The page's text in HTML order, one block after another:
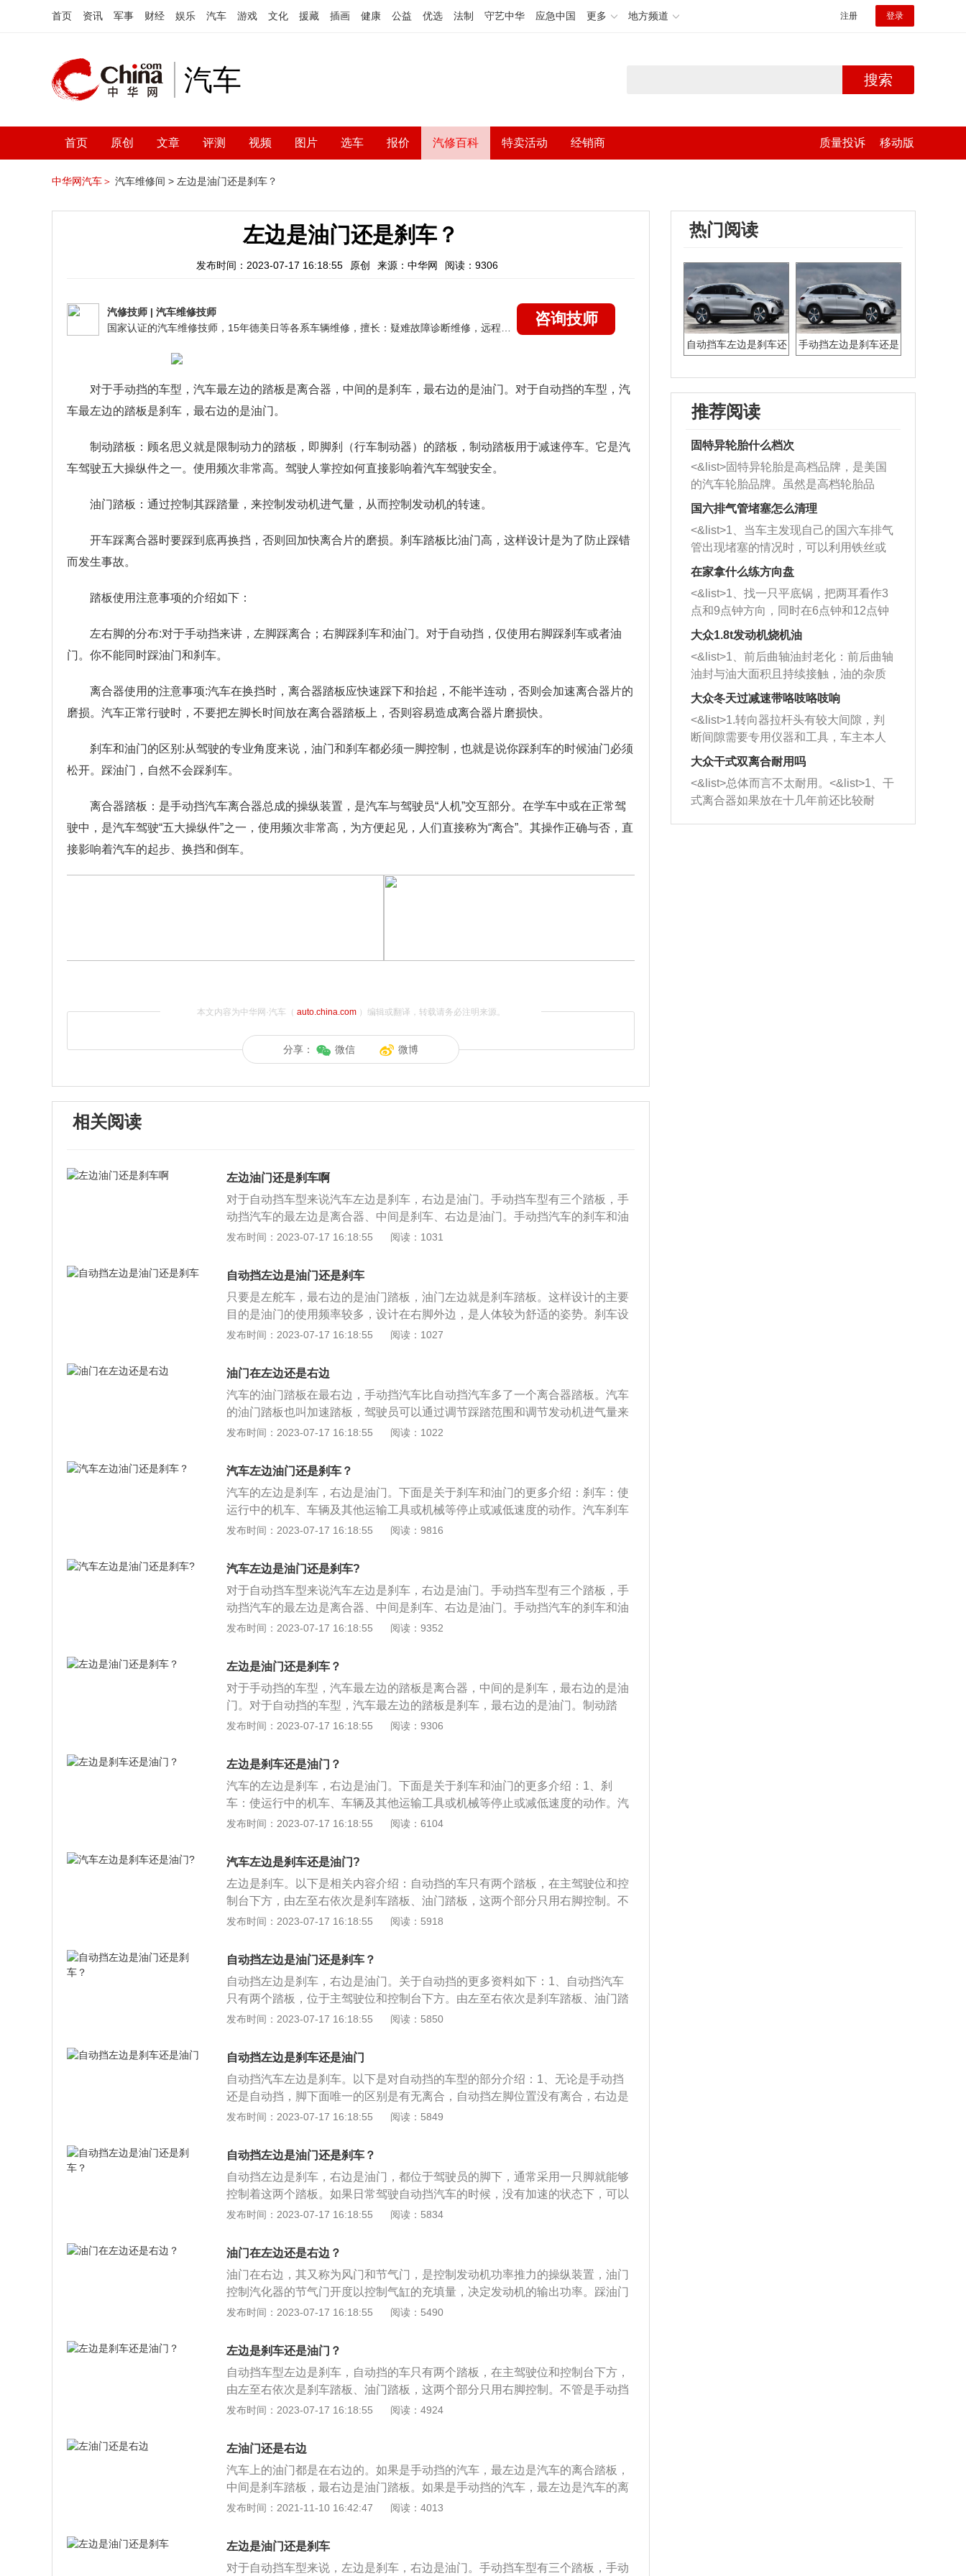
首页 资讯 军事 财经 娱乐 汽车 游戏 文化 援藏 插画 健康 公益 优选 法制 守艺中华 应急中国 更多 地方频道 注册 登录
汽车 搜索
首页 原创 文章 评测 视频 图片 选车 报价 汽修百科 特卖活动 经销商 质量投诉 移动版
中华网汽车＞ 汽车维修间 > 左边是油门还是刹车？
左边是油门还是刹车？
发布时间：2023-07-17 16:18:55 原创 来源：中华网 阅读：9306
汽修技师 | 汽车维修技师
咨询技师
对于手动挡的车型，汽车最左边的踏板是离合器，中间的是刹车，最右边的是油门。对于自动挡的车型，汽
车最左边的踏板是刹车，最右边的是油门。
制动踏板：顾名思义就是限制动力的踏板，即脚刹（行车制动器）的踏板，制动踏板用于减速停车。它是汽
车驾驶五大操纵件之一。使用频次非常高。驾驶人掌控如何直接影响着汽车驾驶安全。
油门踏板：通过控制其踩踏量，来控制发动机进气量，从而控制发动机的转速。
开车踩离合器时要踩到底再换挡，否则回加快离合片的磨损。刹车踏板比油门高，这样设计是为了防止踩错
而发生事故。
踏板使用注意事项的介绍如下：
左右脚的分布:对于手动挡来讲，左脚踩离合；右脚踩刹车和油门。对于自动挡，仅使用右脚踩刹车或者油
门。你不能同时踩油门和刹车。
离合器使用的注意事项:汽车在换挡时，离合器踏板应快速踩下和抬起，不能半连动，否则会加速离合器片的
磨损。汽车正常行驶时，不要把左脚长时间放在离合器踏板上，否则容易造成离合器片磨损快。
刹车和油门的区别:从驾驶的专业角度来说，油门和刹车都必须一脚控制，也就是说你踩刹车的时候油门必须
松开。踩油门，自然不会踩刹车。
离合器踏板：是手动挡汽车离合器总成的操纵装置，是汽车与驾驶员“人机”交互部分。在学车中或在正常驾
驶中，是汽车驾驶“五大操纵件”之一，使用频次非常高，为方便起见，人们直接称为“离合”。其操作正确与否，直
接影响着汽车的起步、换挡和倒车。
本文内容为中华网·汽车（ auto.china.com）编辑或翻译，转载请务必注明来源。
分享： 微信 微博
相关阅读
左边油门还是刹车啊
对于自动挡车型来说汽车左边是刹车，右边是油门。手动挡车型有三个踏板，手
动挡汽车的最左边是离合器、中间是刹车、右边是油门。手动挡汽车的刹车和油
门踏板位置与自动挡汽车是相同的，只是手动挡汽车在左边多了一个离合器踏
动挡汽车在启动发动机时，也需要踩着离合器踏板。离合器片是一个需要定期更
换的部件，随着汽车行驶里程的增加，离合器片的磨损程度也会增加。制动器的
维护方法：1、及时清理刹车盘、鼓、刹车片的油渍；定期更换刹车油；2、定期
检查制动蹄或制动蹄的厚度。节气门又称节流阀、节气门，是指控制发动机功率
的控制装置，由驾驶员在驾驶舱内操作油门杆进行控制，并通过控制系统部件传
发布时间：2023-07-17 16:18:55 阅读：1031
自动挡左边是油门还是刹车
只要是左舵车，最右边的是油门踏板，油门左边就是刹车踏板。这样设计的主要
目的是油门的使用频率较多，设计在右脚外边，是人体较为舒适的姿势。刹车设
置在右脚里侧，且刹车踏板略高于油门踏板。这样是为了让驾驶员快速反应。自
幅度踩下油门。2、不允许先踩下油门再将挡位换入P挡或N挡。3、不允许一边
踩油门一边移动挡位。自动挡汽车详细内容：1、选用自动变速器(AT)调节时速的
汽车，驾驶时由自动变速器操控系统依据发动机转速和负荷自动选用合适档位，
自动档汽车通常选用液力传动装置替代手动档汽车机械式离合器，因此没有离合
器踏板。2、发动机转速低时，液体传递扭矩比较有限，不能够推动汽车前进，
矩增加，推动汽车前进。3、汽车成本费用方面，自动变速箱成本费用要高过同
型号车型手动变速箱成本费用，较手动变速箱优势在于易于驾驶。
发布时间：2023-07-17 16:18:55 阅读：1027
油门在左边还是右边
汽车的油门踏板在最右边，手动挡汽车比自动挡汽车多了一个离合器踏板。汽车
的油门踏板也叫加速踏板，驾驶员可以通过调节踩踏范围和调节发动机进气量来
调节发动机转速。在大多数情况下，油门踏板具有以下特征：1.制造材料由铝合
踏板面积的功能，可以根据自己的生活习惯进行设置。油门踏板有落地式和悬挂
式两种，本质上是一样的。油门踏板的转轴位于踏板底部，我们可以更好地控制
踏板，缩短疲劳。悬挂踏板，其转轴位于支架顶部，更容易踩下。制造商更喜欢
这种踏板，因为它可以节省成本。启动发动机时，不得将油门踏板踩到底，只能
稍微高于怠速油门。汽车行驶时，挡位应与油门相匹配。上坡时，不要把油门踩
就是轻轻踩，慢慢举，直线加速，发软力，不要操之过急，脚尖用力，不要突然
晃动。
发布时间：2023-07-17 16:18:55 阅读：1022
汽车左边油门还是刹车？
汽车的左边是刹车，右边是油门。下面是关于刹车和油门的更多介绍：刹车：使
运行中的机车、车辆及其他运输工具或机械等停止或减低速度的动作。汽车刹车
踏板在方向盘下面，踩住刹车踏板，则使刹车杠杆联动受压并传至到刹车鼓上的
刹车杠。常见的还有自行车刹车，它是靠固定在车架上的杆状制动器或者盘装抱
刹制动器等来进行减速的。油门：控制发动机功率（推力）的操纵装置。油门踏
板又称加速踏板。是汽车燃料供给系的一部分。通过控制其踩踏量，来控制发动
机节气门开度，控制进气量，电脑控制油量，从而控制发动机的转速。
发布时间：2023-07-17 16:18:55 阅读：9816
汽车左边是油门还是刹车?
对于自动挡车型来说汽车左边是刹车，右边是油门。手动挡车型有三个踏板，手
动挡汽车的最左边是离合器、中间是刹车、右边是油门。手动挡汽车的刹车和油
门踏板位置与自动挡汽车是相同的，只是手动挡汽车在左边多了一个离合器踏
动挡汽车在启动发动机时，也需要踩着离合器踏板。离合器片是一个需要定期更
换的部件，随着汽车行驶里程的增加，离合器片的磨损程度也会增加。
发布时间：2023-07-17 16:18:55 阅读：9352
左边是油门还是刹车？
对于手动挡的车型，汽车最左边的踏板是离合器，中间的是刹车，最右边的是油
门。对于自动挡的车型，汽车最左边的踏板是刹车，最右边的是油门。制动踏
板：顾名思义就是限制动力的踏板，即脚刹（行车制动器）的踏板，制动踏板用
直接影响着汽车驾驶安全。油门踏板：通过控制其踩踏量，来控制发动机进气
量，从而控制发动机的转速。开车踩离合器时要踩到底再换挡，否则回加快离合
片的磨损。刹车踏板比油门高，这样设计是为了防止踩错而发生事故。踏板使用
注意事项的介绍如下：左右脚的分布:对于手动挡来讲，左脚踩离合；右脚踩刹车
和油门。对于自动挡，仅使用右脚踩刹车或者油门。你不能同时踩油门和刹车。
动，否则会加速离合器片的磨损。汽车正常行驶时，不要把左脚长时间放在离合
器踏板上，否则容易造成离合器片磨损快。刹车和油门的区别:从驾驶的专业角度
来说，油门和刹车都必须一脚控制，也就是说你踩刹车的时候油门必须松开。踩
汽车与驾驶员“人机”交互部分。在学车中或在正常驾驶中，是汽车驾驶“五大操纵
否，直接影响着汽车的起步、换挡和倒车。
发布时间：2023-07-17 16:18:55 阅读：9306
左边是刹车还是油门？
汽车的左边是刹车，右边是油门。下面是关于刹车和油门的更多介绍：1、刹
车：使运行中的机车、车辆及其他运输工具或机械等停止或减低速度的动作。汽
车刹车踏板在方向盘下面，踩住刹车踏板，则使刹车杠杆联动受压并传至到刹车
旁，连于刹车杠。常见的还有自行车刹车，它是靠固定在车架上的杆状制动器或
者盘装抱刹制动器等来进行减速的。2、油门：控制发动机功率（推力）的操纵
装置。油门踏板又称加速踏板。是汽车燃料供给系的一部分。通过控制其踩踏
量，来控制发动机节气门开度，控制进气量，电脑控制油量，从而控制发动机的
转速。
发布时间：2023-07-17 16:18:55 阅读：6104
汽车左边是刹车还是油门?
左边是刹车。以下是相关内容介绍：自动挡的车只有两个踏板，在主驾驶位和控
制台下方，由左至右依次是刹车踏板、油门踏板，这两个部分只用右脚控制。不
管是手动挡还是自动挡的车型，都是左边刹车、右边油门，这样设计的主要目的
右脚内侧，且刹车踏板略高于油门踏板，这样设计是为了驾驶员的快速反应。正
确的操作方式应该是以右脚后跟为轴左右旋转，用脚掌来踩踏踏板。车主要养成
脚跟放在刹车踏板的正下方，遇到紧急情况随时都可以进行刹车制动。
发布时间：2023-07-17 16:18:55 阅读：5918
自动挡左边是油门还是刹车？
自动挡左边是刹车，右边是油门。关于自动挡的更多资料如下：1、自动挡汽车
只有两个踏板，位于主驾驶位和控制台下方。由左至右依次是刹车踏板、油门踏
板，挡位在中央扶手箱前右手边位置。2、一般自动挡汽车的挡位共有六个，从
踩制动踏板，防止汽车发动机转速升高出现急速起步现象。
发布时间：2023-07-17 16:18:55 阅读：5850
自动挡左边是刹车还是油门
自动挡汽车左边是刹车。以下是对自动挡的车型的部分介绍：1、无论是手动挡
还是自动挡，脚下面唯一的区别是有无离合，自动挡左脚位置没有离合，右边是
油门，左边是刹车。2、设计目的：油门的使用较多，设计在右脚外侧；刹车设
应。3、脚部正确的操作方式：以右脚后跟为轴左右旋转，用脚掌来踩踏踏板。
发布时间：2023-07-17 16:18:55 阅读：5849
自动挡左边是油门还是刹车？
自动挡左边是刹车，右边是油门，都位于驾驶员的脚下，通常采用一只脚就能够
控制着这两个踏板。如果日常驾驶自动挡汽车的时候，没有加速的状态下，可以
将右脚放在左边的刹车踏板上，这个行为称之为“备刹车”，能够应付紧急情况需
面。自动挡车的挡位有：1、p是泊车挡：长时间停车时使用；2、r是倒车挡：倒
车时使用；3、n是空挡：短时间停车时使用；4、d是前进挡：也称驱动挡，车辆
平稳前进时使用；5、l是低速挡：下坡或者上坡时使用。
发布时间：2023-07-17 16:18:55 阅读：5834
油门在左边还是右边？
油门在右边，其又称为风门和节气门，是控制发动机功率推力的操纵装置，油门
控制汽化器的节气门开度以控制气缸的充填量，决定发动机的输出功率。踩油门
的注意事项是：1、踏放油门踏板时要柔和，做到轻踏缓抬；2、放松离合器要与
中级转速和较大节气门以节省燃料；4、汽车行驶、熄火前应先松油门踏板不能
猛轰空油门。
发布时间：2023-07-17 16:18:55 阅读：5490
左边是刹车还是油门？
自动挡车型左边是刹车，自动挡的车只有两个踏板，在主驾驶位和控制台下方，
由左至右依次是刹车踏板、油门踏板，这两个部分只用右脚控制。不管是手动挡
还是自动挡的车型，都是左边刹车、右边油门，这样设计的主要目的是油门的使
且刹车踏板略高于油门踏板，这样设计是为了驾驶员的快速反应。正确的操作方
式应该是以右脚后跟为轴左右旋转，用脚掌来踩踏踏板。车主要养成脚跟放在刹
车踏板的正下方，遇到紧急情况随时都可以进行刹车制动。
发布时间：2023-07-17 16:18:55 阅读：4924
左油门还是右边
汽车上的油门都是在右边的。如果是手动挡的汽车，最左边是汽车的离合踏板，
中间是刹车踏板，最右边是油门踏板。如果是手动挡的汽车，最左边是汽车的离
合踏板，中间是刹车踏板，最右边是油门踏板，如果是自动挡的汽车，最左边是
板，无论是自动挡汽车还是手动挡汽车，油门踏板都是在右边的。汽车发动机的
供油量都是通过汽车的油门踏板进行控制的，油门踏板的操纵应以右脚跟放在驾
驶室地板上作为支点，脚掌轻踏在加速踏板上，汽车加油时需要轻踩油门踏板，
发布时间：2021-11-10 16:42:47 阅读：4013
左边是油门还是刹车
对于自动挡车型来说，左边是刹车，右边是油门。手动挡车型有三个踏板，手动
热门阅读
自动挡车左边是刹车还
手动挡左边是刹车还是
推荐阅读
固特异轮胎什么档次
<&list>固特异轮胎是高档品牌，是美国
的汽车轮胎品牌。虽然是高档轮胎品
牌，但是中高低端的轮胎都有生产，这
也是为了更好的开拓市场。
国六排气管堵塞怎么清理
<&list>1、当车主发现自己的国六车排气
管出现堵塞的情况时，可以利用铁丝或
者是细棍，直接将杂物给取出来，如果
堵塞情况比较严重，也可以采取应急措
施。 <&list>2、直接利用木棍将所有的
杂物推到排气管里面的位置处，然后将
三元催化器拆解开，就可以将堵塞的东
西取出来。但如果是因为积碳过多引起
的堵塞，就需要将三元催化器泡在草酸
洗剂对堵塞的情况得到解决，将清洗剂
放在燃油箱中，与燃油混合后，车辆启
动时，就可以和汽油一起进入到燃烧
室，最后形成废气排出，就可以让三元
催化器得到清洗，排气管堵塞的情况就
能够得到解决。
在家拿什么练方向盘
<&list>1、找一只平底锅，把两耳看作3
点和9点钟方向，同时在6点钟和12点钟
方向做一个标记。 <&list>2、双手握住
一圈半的练习，往右同样也要打相同的
圈数。 <&list>3、最后强调要反复练
习，这样就可以形成肌肉记忆，在真实
驾驶车辆时，不需要记忆也能打好方
向。
大众1.8t发动机烧机油
<&list>1、前后曲轴油封老化：前后曲轴
油封与油大面积且持续接触，油的杂质
和发动机内持续温度变化使其密封效果
逐渐减弱，导致渗油或漏油。<&list>2、
活塞间隙过大：积碳会使活塞环与缸体
的间隙扩大，导致机油流入燃烧室中，
造成烧机油。<&list>3、机油粘度。使用
机油粘度过小的话，同样会有烧机油现
象，机油粘度过小具有很好的流动性，
大众冬天过减速带咯吱咯吱响
<&list>1.转向器拉杆头有较大间隙，判
断间隙需要专用仪器和工具，车主本人
无法制作，需要将车辆送到修理厂或4s
店；<&list>2.车辆半轴套管防尘罩破
裂，破裂后会出现漏油现象，使半轴磨
损严重，磨损的半轴容易损坏，产生异
响；<&list>3.稳定器的转向胶套和球头
大众干式双离合耐用吗
<&list>总体而言不太耐用。<&list>1、干
式离合器如果放在十几年前还比较耐